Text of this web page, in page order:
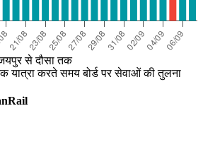
से दौसा तक
यात्रा करते समय बोर्ड पर सेवाओं की तुलना